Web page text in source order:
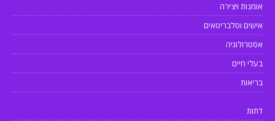
אומנות ויצירה
אישים וסלבריטאים
אסטרולוגיה
בעלי חיים
בריאות
דתות